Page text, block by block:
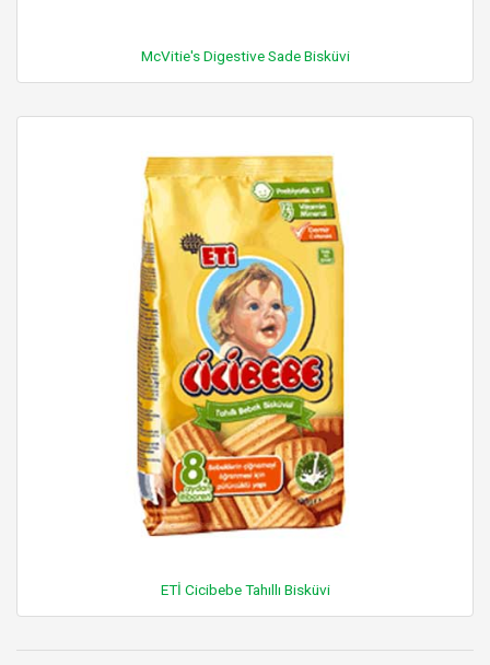
McVitie's Digestive Sade Bisküvi
ETİ Cicibebe Tahıllı Bisküvi